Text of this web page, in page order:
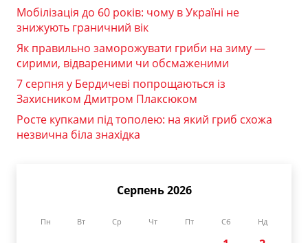
Мобілізація до 60 років: чому в Україні не
знижують граничний вік
Як правильно заморожувати гриби на зиму —
сирими, відвареними чи обсмаженими
7 серпня у Бердичеві попрощаються із
Захисником Дмитром Плаксюком
Росте купками під тополею: на який гриб схожа
незвична біла знахідка
Серпень 2026
Пн Вт Ср Чт Пт Сб Нд